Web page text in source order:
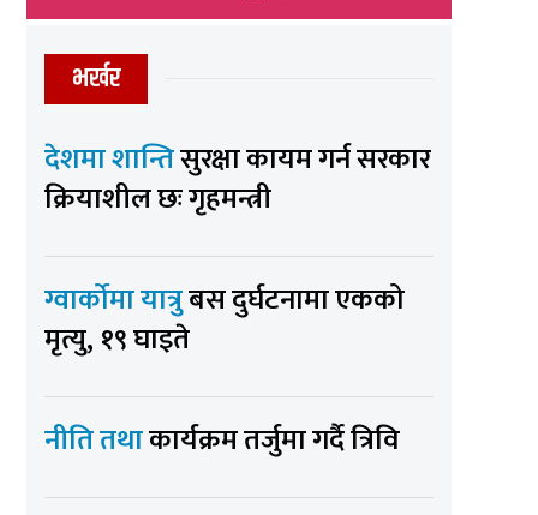
भर्खर
देशमा शान्तिसुरक्षा कायम गर्न सरकार
क्रियाशील छः गृहमन्त्री
ग्वार्कोमा यात्रुबस दुर्घटनामा एकको
मृत्यु, १९ घाइते
नीति तथाकार्यक्रम तर्जुमा गर्दै त्रिवि